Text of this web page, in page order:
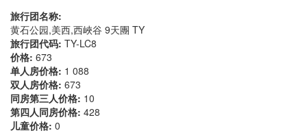
旅行团名称:
黄石公园,美西,西峽谷 9天團 TY
旅行团代码: TY-LC8
价格: 673
单人房价格: 1 088
双人房价格: 673
同房第三人价格: 10
第四人同房价格: 428
儿童价格: 0